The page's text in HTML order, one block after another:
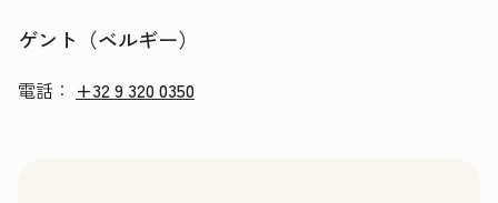
ゲント（ベルギー）
電話： +32 9 320 0350